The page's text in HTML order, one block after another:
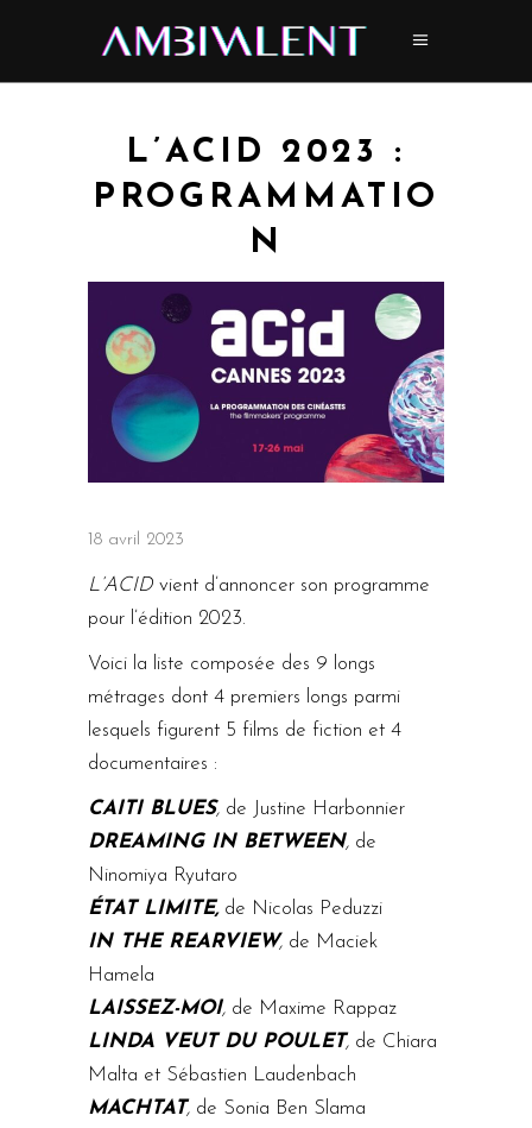
L’ACID 2023 :
PROGRAMMATIO
N
18 avril 2023
L’ACID vient d’annoncer son programme
pour l’édition 2023.
Voici la liste composée des 9 longs
métrages dont 4 premiers longs parmi
lesquels figurent 5 films de fiction et 4
documentaires :
CAITI BLUES, de Justine Harbonnier
DREAMING IN BETWEEN, de
Ninomiya Ryutaro
ÉTAT LIMITE, de Nicolas Peduzzi
IN THE REARVIEW, de Maciek
Hamela
LAISSEZ-MOI, de Maxime Rappaz
LINDA VEUT DU POULET, de Chiara
Malta et Sébastien Laudenbach
MACHTAT, de Sonia Ben Slama